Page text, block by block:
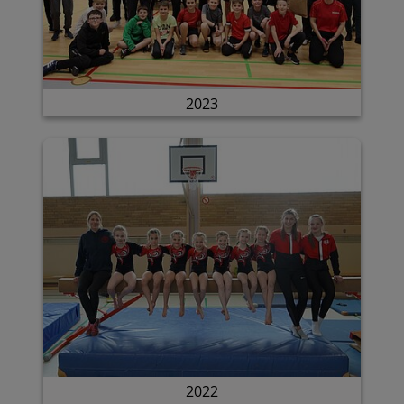
2023
2022